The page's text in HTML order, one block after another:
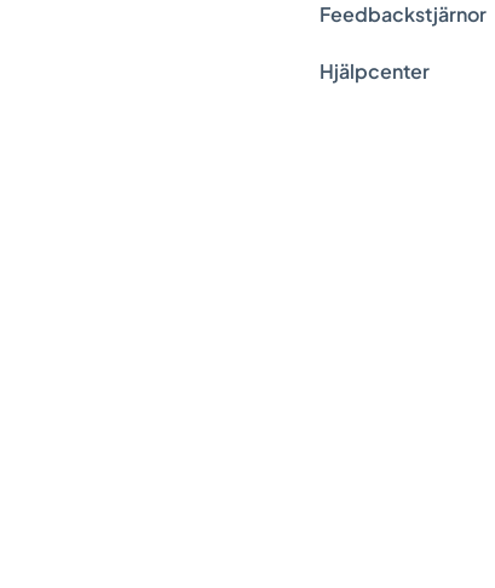
Feedbackstjärnor
Hjälpcenter